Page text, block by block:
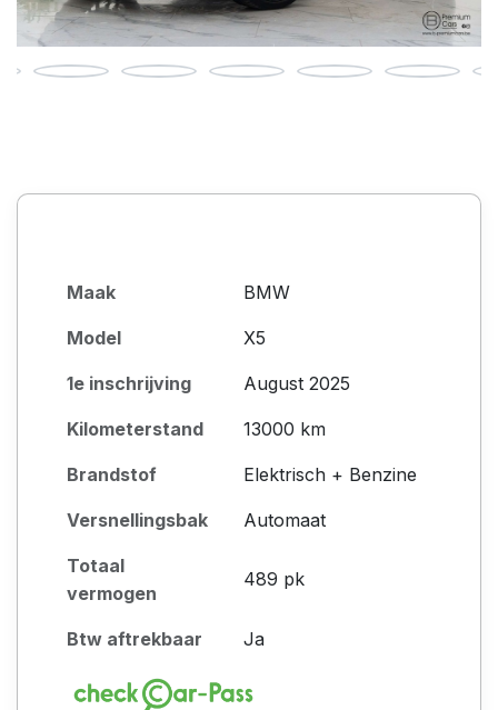
Maak BMW
Model X5
1e inschrijving August 2025
Kilometerstand 13000 km
Brandstof Elektrisch + Benzine
Versnellingsbak Automaat
Totaal
vermogen
489 pk
Btw aftrekbaar Ja